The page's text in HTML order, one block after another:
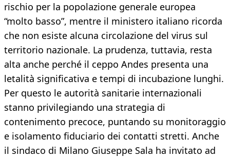
rischio per la popolazione generale europea
“molto basso”, mentre il ministero italiano ricorda
che non esiste alcuna circolazione del virus sul
territorio nazionale. La prudenza, tuttavia, resta
alta anche perché il ceppo Andes presenta una
letalità significativa e tempi di incubazione lunghi.
Per questo le autorità sanitarie internazionali
stanno privilegiando una strategia di
contenimento precoce, puntando su monitoraggio
e isolamento fiduciario dei contatti stretti. Anche
il sindaco di Milano Giuseppe Sala ha invitato ad